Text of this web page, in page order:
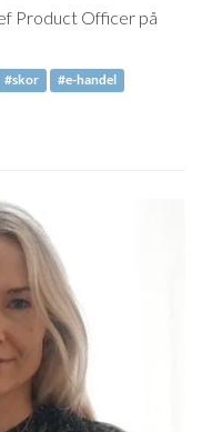
Product Officer på
#skor #e-handel